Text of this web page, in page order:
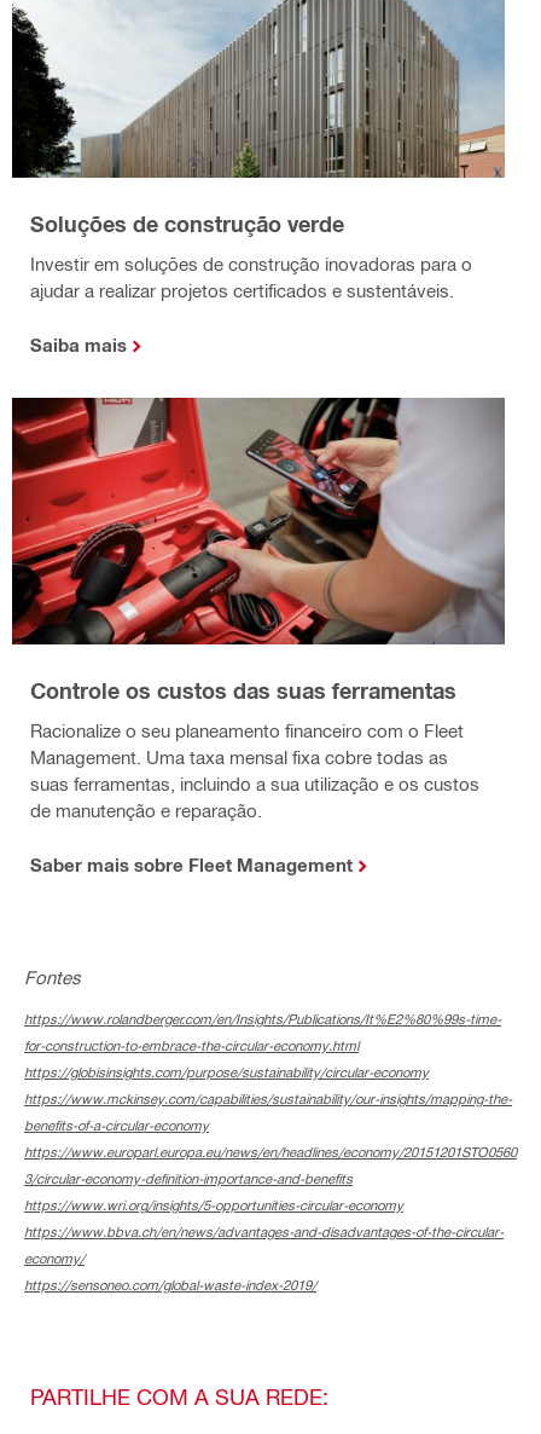
Soluções de construção verde
Investir em soluções de construção inovadoras para o
ajudar a realizar projetos certificados e sustentáveis.
Saiba mais
Controle os custos das suas ferramentas
Racionalize o seu planeamento financeiro com o Fleet
Management. Uma taxa mensal fixa cobre todas as
suas ferramentas, incluindo a sua utilização e os custos
de manutenção e reparação.
Saber mais sobre Fleet Management
Fontes
https://www.rolandberger.com/en/Insights/Publications/It%E2%80%99s-time-
for-construction-to-embrace-the-circular-economy.html
https://globisinsights.com/purpose/sustainability/circular-economy
https://www.mckinsey.com/capabilities/sustainability/our-insights/mapping-the-
benefits-of-a-circular-economy
https://www.europarl.europa.eu/news/en/headlines/economy/20151201STO0560
3/circular-economy-definition-importance-and-benefits
https://www.wri.org/insights/5-opportunities-circular-economy
https://www.bbva.ch/en/news/advantages-and-disadvantages-of-the-circular-
economy/
https://sensoneo.com/global-waste-index-2019/
PARTILHE COM A SUA REDE: